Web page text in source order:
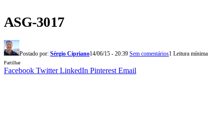
ASG-3017
Postado por: Sérgio Cipriano14/06/15 - 20:39 Sem comentários1 Leitura mínima
Partilhar
Facebook Twitter LinkedIn Pinterest Email